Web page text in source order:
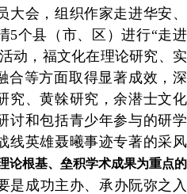
会，组织作家走进华安、
5个县（市、区）进行“走进
动，福文化在理论研究、实
合等方面取得显著成效，深
究、黄榦研究，余潜士文化
讨和包括青少年参与的研学
线英雄聂曦事迹专著的采风
论根基、垒积学术成果为重点的
是成功主办、承办阮弥之入